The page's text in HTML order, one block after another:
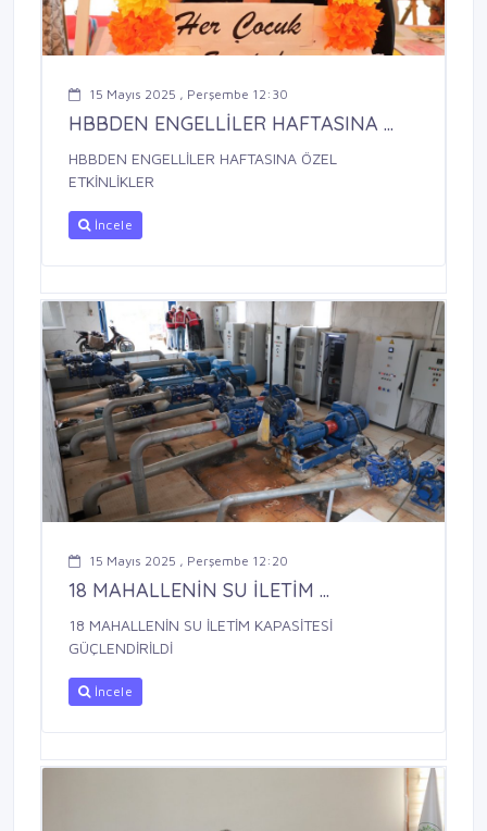
15 Mayıs 2025 , Perşembe 12:30
HBBDEN ENGELLİLER HAFTASINA ...
HBBDEN ENGELLİLER HAFTASINA ÖZEL
ETKİNLİKLER
İncele
15 Mayıs 2025 , Perşembe 12:20
18 MAHALLENİN SU İLETİM ...
18 MAHALLENİN SU İLETİM KAPASİTESİ
GÜÇLENDİRİLDİ
İncele